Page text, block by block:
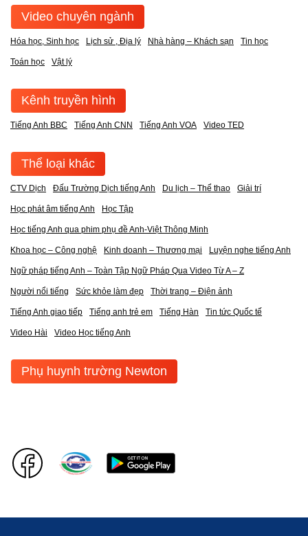
Video chuyên ngành
Hóa học, Sinh học Lịch sử , Địa lý Nhà hàng – Khách sạn Tin học
Toán học Vật lý
Kênh truyền hình
Tiếng Anh BBC Tiếng Anh CNN Tiếng Anh VOA Video TED
Thể loại khác
CTV Dịch Đấu Trường Dịch tiếng Anh Du lịch – Thể thao Giải trí
Học phát âm tiếng Anh Học Tập
Học tiếng Anh qua phim phụ đề Anh-Việt Thông Minh
Khoa học – Công nghệ Kinh doanh – Thương mại Luyện nghe tiếng Anh
Ngữ pháp tiếng Anh – Toàn Tập Ngữ Pháp Qua Video Từ A – Z
Người nổi tiếng Sức khỏe làm đẹp Thời trang – Điện ảnh
Tiếng Anh giao tiếp Tiếng anh trẻ em Tiếng Hàn Tin tức Quốc tế
Video Hài Video Học tiếng Anh
Phụ huynh trường Newton